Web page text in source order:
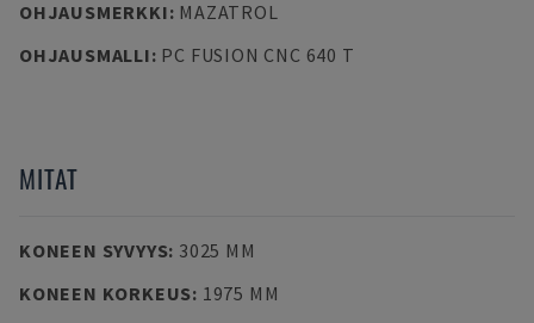
OHJAUSMERKKI: MAZATROL
OHJAUSMALLI: PC FUSION CNC 640 T
MITAT
KONEEN SYVYYS: 3025 MM
KONEEN KORKEUS: 1975 MM